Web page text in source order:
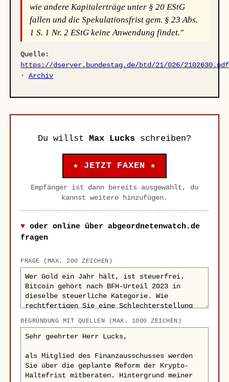
wie andere Kapitalerträge unter § 20 EStG
fallen und die Spekulationsfrist gem. § 23 Abs.
1 S. 1 Nr. 2 EStG keine Anwendung findet."
Quelle:
https://dserver.bundestag.de/btd/21/026/2102630.pdf
·Archiv
Du willst Max Lucks schreiben?
★ JETZT FAXEN ★
Empfänger ist dann bereits ausgewählt, du
kannst weitere hinzufügen.
oder online über abgeordnetenwatch.de
fragen
FRAGE (MAX. 200 ZEICHEN)
BEGRÜNDUNG MIT QUELLEN (MAX. 1000 ZEICHEN)